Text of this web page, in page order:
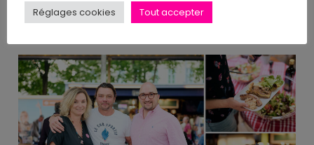
Sandra Lampée-Baumgartner, et d’aller visiter la
Réglages cookies Tout accepter